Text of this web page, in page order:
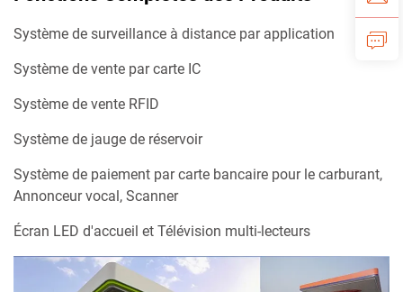
Système de surveillance à distance par application
Système de vente par carte IC
Système de vente RFID
Système de jauge de réservoir
Système de paiement par carte bancaire pour le carburant,
Annonceur vocal, Scanner
Écran LED d'accueil et Télévision multi-lecteurs